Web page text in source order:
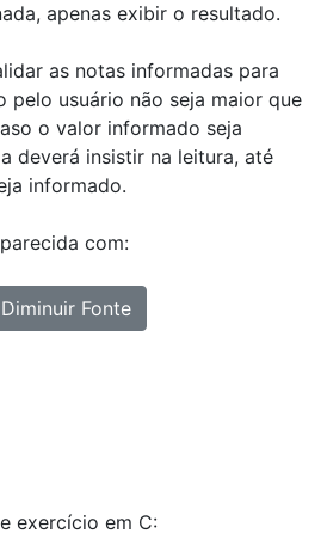
apenas exibir o resultado.
as notas informadas para
pelo usuário não seja maior que
o valor informado seja
deverá insistir na leitura, até
informado.
com:
Diminuir Fonte
exercício em C: